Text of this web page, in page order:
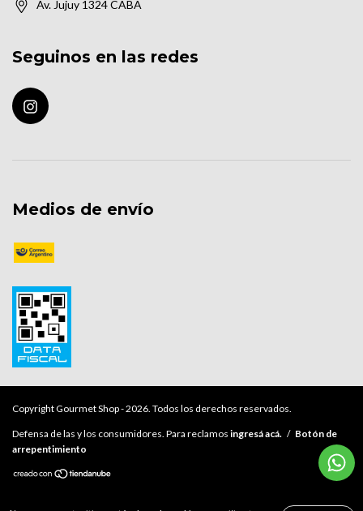
Av. Jujuy 1324 CABA
Seguinos en las redes
Medios de envío
Copyright Gourmet Shop - 2026. Todos los derechos reservados.
Defensa de las y los consumidores. Para reclamos ingresá acá. / Botón de
arrepentimiento